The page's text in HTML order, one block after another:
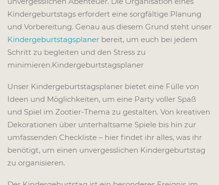
Kindergeburtstags erfordert eine sorgfältige Planung
und Vorbereitung. Genau aus diesem Grund steht unser
Kindergeburtstagsplaner bereit, um euch bei jedem
Schritt zu begleiten und den Stress zu
minimieren.Kindergeburtstagsplaner
Unser Kindergeburtstagsplaner bietet eine Fülle von
Ideen und Möglichkeiten, um eine Party voller Spaß
und Spiel im Zootier-Thema zu gestalten. Von kreativen
Dekorationen über unterhaltsame Spiele bis hin zur
umfassenden Checkliste – hier findet ihr alles, was ihr
benötigt, um einen unvergesslichen Kindergeburtstag
zu organisieren.